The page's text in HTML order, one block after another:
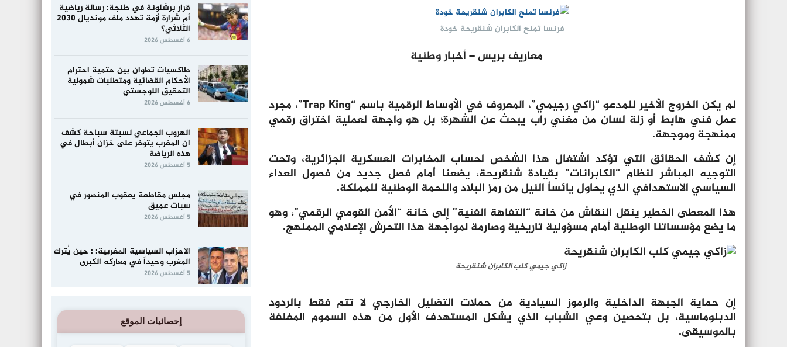
فرنسا تمنح الكابران شنقريحة خودة
معاريف بريس – أخبار وطنية
لم يكن الخروج الأخير للمدعو “زاكي رجيمي”، المعروف في الأوساط الرقمية باسم “Trap King”، مجرد
عمل فني هابط أو زلة لسان من مغني راب يبحث عن الشهرة؛ بل هو واجهة لعملية اختراق رقمي
ممنهجة وموجهة.
إن كشف الحقائق التي تؤكد اشتغال هذا الشخص لحساب المخابرات العسكرية الجزائرية، وتحت
التوجيه المباشر لنظام “الكابرانات” بقيادة شنقريحة، يضعنا أمام فصل جديد من فصول العداء
السياسي الاستهدافي الذي يحاول يائساً النيل من رمز البلاد واللحمة الوطنية للمملكة.
هذا المعطى الخطير ينقل النقاش من خانة “التفاهة الفنية” إلى خانة “الأمن القومي الرقمي”، وهو
ما يضع مؤسساتنا الوطنية أمام مسؤولية تاريخية وصارمة لمواجهة هذا التحرش الإعلامي الممنهج.
زاكي جيمي كلب الكابران شنقريحة
إن حماية الجبهة الداخلية والرموز السيادية من حملات التضليل الخارجي لا تتم فقط بالردود
الدبلوماسية، بل بتحصين وعي الشباب الذي يشكل المستهدف الأول من هذه السموم المغلفة
بالموسيقى.
قرار برشلونة في طنجة: رسالة رياضية
أم شرارة أزمة تهدد ملف مونديال 2030
الثلاثي؟
6 أغسطس 2026
طاكسيات تطوان بين حتمية احترام
الأحكام القضائية ومتطلبات شمولية
التحقيق اللوجستي
6 أغسطس 2026
الهروب الجماعي لسبتة سباحة كشف
ان المغرب يتوفر على خزان أبطال في
هذه الرياضة
5 أغسطس 2026
مجلس مقاطعة يعقوب المنصور في
سبات عميق
5 أغسطس 2026
الاحزاب السياسية المغربية: : حين يُترك
المغرب وحيداً في معاركه الكبرى
5 أغسطس 2026
إحصائيات الموقع